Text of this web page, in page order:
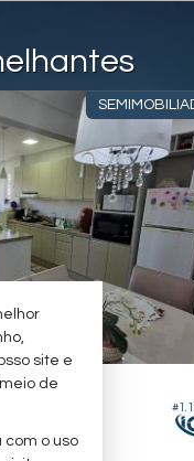
Versailles
site e
de
com o uso